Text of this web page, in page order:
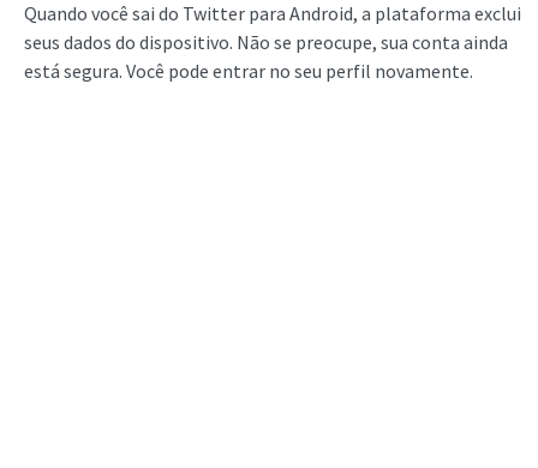
Quando você sai do Twitter para Android, a plataforma exclui
seus dados do dispositivo. Não se preocupe, sua conta ainda
está segura. Você pode entrar no seu perfil novamente.